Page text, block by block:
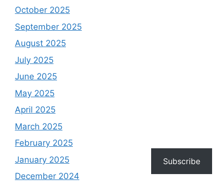
October 2025
September 2025
August 2025
July 2025
June 2025
May 2025
April 2025
March 2025
February 2025
January 2025
December 2024
Subscribe